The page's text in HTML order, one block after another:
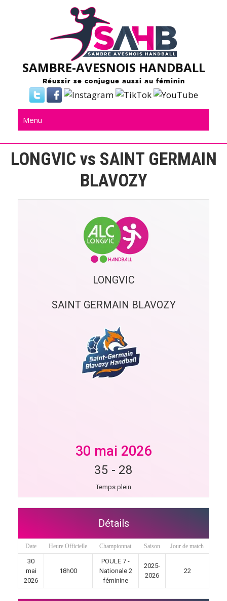
SAMBRE-AVESNOIS HANDBALL
Réussir se conjugue aussi au féminin
Menu
LONGVIC vs SAINT GERMAIN
BLAVOZY
LONGVIC
SAINT GERMAIN BLAVOZY
30 mai 2026
35 - 28
Temps plein
Détails
Date Heure Officielle Championnat Saison Jour de match
30
mai
2026
18h00
POULE 7 -
Nationale 2
féminine
2025-
2026
22